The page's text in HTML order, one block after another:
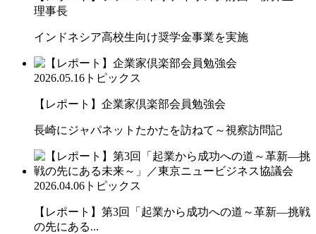
理事長
インドネシア高校生向け奨学金事業を実施
2026.05.16 トピックス
【レポート】企業家倶楽部会員勉強会
長崎にジャパネットたかたを訪ねて～視察訪問記
2026.04.06 トピックス
【レポート】第3回「起業から成功への道～革新―挑戦
の先にある...